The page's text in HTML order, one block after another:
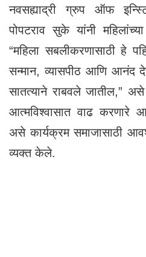
नवसह्याद्री ग्रुप ऑफ
पोपटराव सुके यांनी
“महिला सबलीकरणासाठी हे
सन्मान, व्यासपीठ आणि आनंद
सातत्याने राबवले जातील,” असे
आत्मविश्वासात वाढ करणारे
असे कार्यक्रम समाजासाठी
व्यक्त केले.